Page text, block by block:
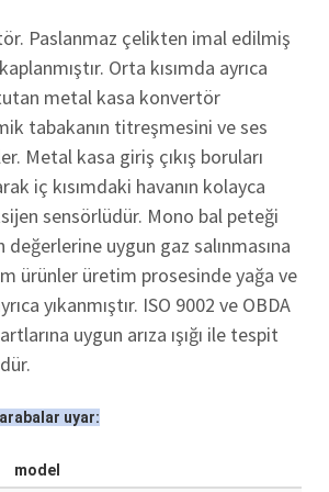
Paslanmaz çelikten imal edilmiş
Orta kısımda ayrıca
metal kasa konvertör
tabakanın titreşmesini ve ses
Metal kasa giriş çıkış boruları
iç kısımdaki havanın kolayca
sensörlüdür. Mono bal peteği
uygun gaz salınmasına
ürünler üretim prosesinde yağa ve
yıkanmıştır. ISO 9002 ve OBDA
uygun arıza ışığı ile tespit
uyar:
model